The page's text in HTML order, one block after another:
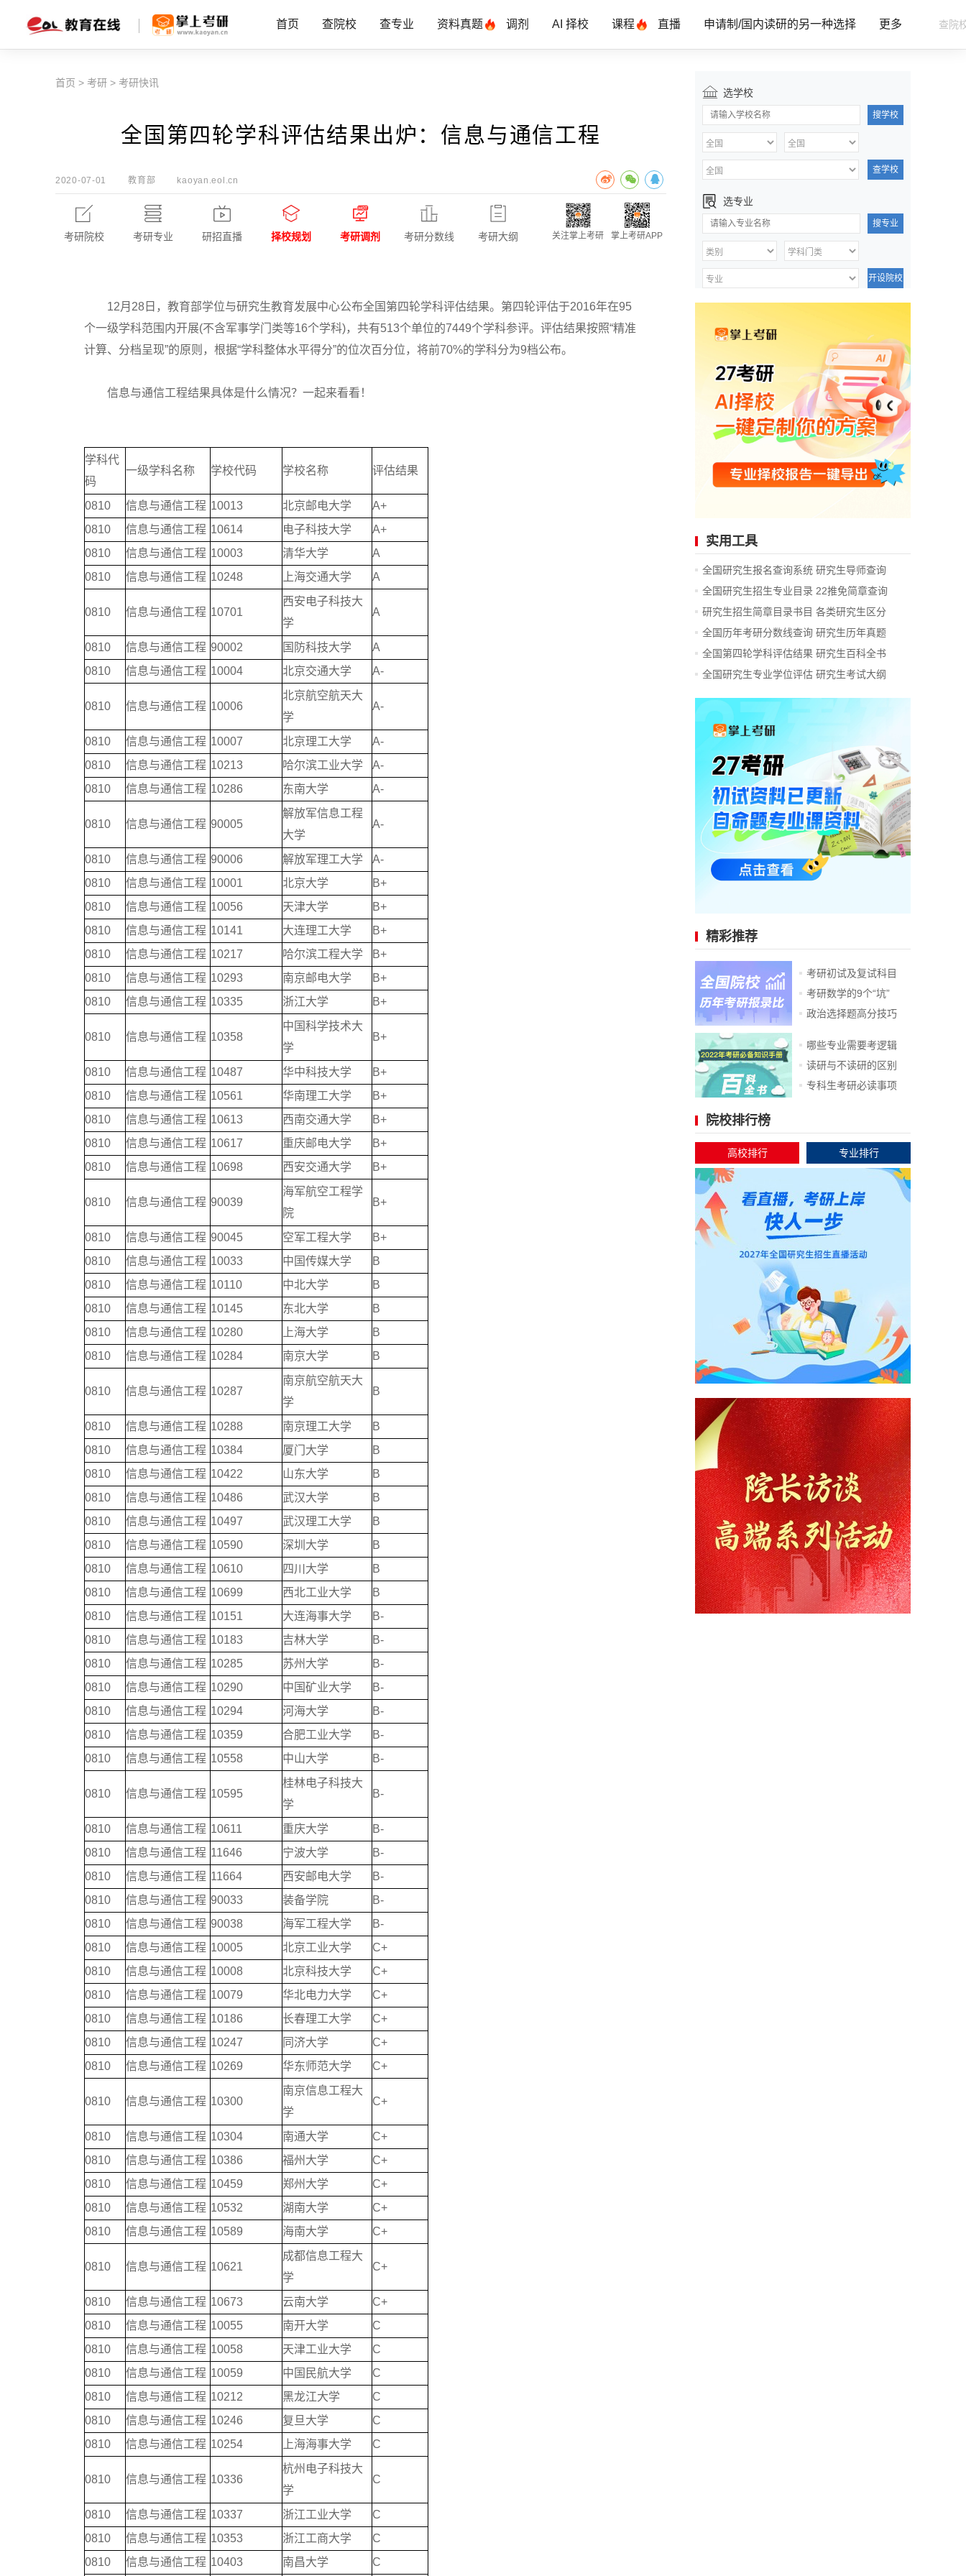
首页 查院校 查专业 资料真题 调剂 AI 择校 课程 直播 申请制/国内读研的另一种选择 更多
首页 > 考研 > 考研快讯
全国第四轮学科评估结果出炉：信息与通信工程
2020-07-01 教育部 kaoyan.eol.cn
考研院校 考研专业 研招直播 择校规划 考研调剂 考研分数线 考研大纲 关注掌上考研 掌上考研APP
12月28日，教育部学位与研究生教育发展中心公布全国第四轮学科评估结果。第四轮评估于2016年在95
个一级学科范围内开展(不含军事学门类等16个学科)，共有513个单位的7449个学科参评。评估结果按照“精准
计算、分档呈现”的原则，根据“学科整体水平得分”的位次百分位，将前70%的学科分为9档公布。
信息与通信工程结果具体是什么情况？一起来看看！
学科代
码
一级学科名称 学校代码 学校名称 评估结果
0810 信息与通信工程 10013 北京邮电大学
A+
0810
信息与通信工程 10614 电子科技大学
A+
0810
信息与通信工程 10003 清华大学
A
0810
信息与通信工程 10248 上海交通大学 A
0810 信息与通信工程 10701
西安电子科技大
学
A
0810 信息与通信工程 90002 国防科技大学
A
0810
信息与通信工程 10004 北京交通大学 A-
0810 信息与通信工程 10006
北京航空航天大
学
A-
0810 信息与通信工程 10007 北京理工大学
A-
0810
信息与通信工程 10213 哈尔滨工业大学
A-
0810
信息与通信工程 10286 东南大学 A-
0810 信息与通信工程 90005
解放军信息工程
大学
A-
0810 信息与通信工程 90006 解放军理工大学
A-
0810
信息与通信工程 10001 北京大学
B+
0810
信息与通信工程 10056 天津大学
B+
0810
信息与通信工程 10141 大连理工大学
B+
0810
信息与通信工程 10217 哈尔滨工程大学
B+
0810
信息与通信工程 10293 南京邮电大学
B+
0810
信息与通信工程 10335 浙江大学 B+
0810 信息与通信工程 10358
中国科学技术大
学
B+
0810 信息与通信工程 10487 华中科技大学
B+
0810
信息与通信工程 10561 华南理工大学
B+
0810
信息与通信工程 10613 西南交通大学
B+
0810
信息与通信工程 10617 重庆邮电大学
B+
0810
信息与通信工程 10698 西安交通大学 B+
0810 信息与通信工程 90039
海军航空工程学
院
B+
0810 信息与通信工程 90045 空军工程大学
B+
0810
信息与通信工程 10033 中国传媒大学
B
0810
信息与通信工程 10110 中北大学
B
0810
信息与通信工程 10145 东北大学
B
0810
信息与通信工程 10280 上海大学
B
0810
信息与通信工程 10284 南京大学 B
0810 信息与通信工程 10287
南京航空航天大
学
B
0810 信息与通信工程 10288 南京理工大学
B
0810
信息与通信工程 10384 厦门大学
B
0810
信息与通信工程 10422 山东大学
B
0810
信息与通信工程 10486 武汉大学
B
0810
信息与通信工程 10497 武汉理工大学
B
0810
信息与通信工程 10590 深圳大学
B
0810
信息与通信工程 10610 四川大学
B
0810
信息与通信工程 10699 西北工业大学
B
0810
信息与通信工程 10151 大连海事大学
B-
0810
信息与通信工程 10183 吉林大学
B-
0810
信息与通信工程 10285 苏州大学
B-
0810
信息与通信工程 10290 中国矿业大学
B-
0810
信息与通信工程 10294 河海大学
B-
0810
信息与通信工程 10359 合肥工业大学
B-
0810
信息与通信工程 10558 中山大学 B-
0810 信息与通信工程 10595
桂林电子科技大
学
B-
0810 信息与通信工程 10611 重庆大学
B-
0810
信息与通信工程 11646 宁波大学
B-
0810
信息与通信工程 11664 西安邮电大学
B-
0810
信息与通信工程 90033 装备学院
B-
0810
信息与通信工程 90038 海军工程大学
B-
0810
信息与通信工程 10005 北京工业大学
C+
0810
信息与通信工程 10008 北京科技大学
C+
0810
信息与通信工程 10079 华北电力大学
C+
0810
信息与通信工程 10186 长春理工大学
C+
0810
信息与通信工程 10247 同济大学
C+
0810
信息与通信工程 10269 华东师范大学 C+
0810 信息与通信工程 10300
南京信息工程大
学
C+
0810 信息与通信工程 10304 南通大学
C+
0810
信息与通信工程 10386 福州大学
C+
0810
信息与通信工程 10459 郑州大学
C+
0810
信息与通信工程 10532 湖南大学
C+
0810
信息与通信工程 10589 海南大学 C+
0810 信息与通信工程 10621
成都信息工程大
学
C+
0810 信息与通信工程 10673 云南大学
C+
0810
信息与通信工程 10055 南开大学
C
0810
信息与通信工程 10058 天津工业大学
C
0810
信息与通信工程 10059 中国民航大学
C
0810
信息与通信工程 10212 黑龙江大学
C
0810
信息与通信工程 10246 复旦大学
C
0810
信息与通信工程 10254 上海海事大学 C
0810 信息与通信工程 10336
杭州电子科技大
学
C
0810 信息与通信工程 10337 浙江工业大学
C
0810
信息与通信工程 10353 浙江工商大学
C
0810
信息与通信工程 10403 南昌大学 C
选学校
搜学校
查学校
选专业
搜专业
开设院校
实用工具
全国研究生报名查询系统 研究生导师查询
全国研究生招生专业目录 22推免简章查询
研究生招生简章目录书目 各类研究生区分
全国历年考研分数线查询 研究生历年真题
全国第四轮学科评估结果 研究生百科全书
全国研究生专业学位评估 研究生考试大纲
精彩推荐
考研初试及复试科目
考研数学的9个“坑”
政治选择题高分技巧
哪些专业需要考逻辑
读研与不读研的区别
专科生考研必读事项
院校排行榜
高校排行 专业排行